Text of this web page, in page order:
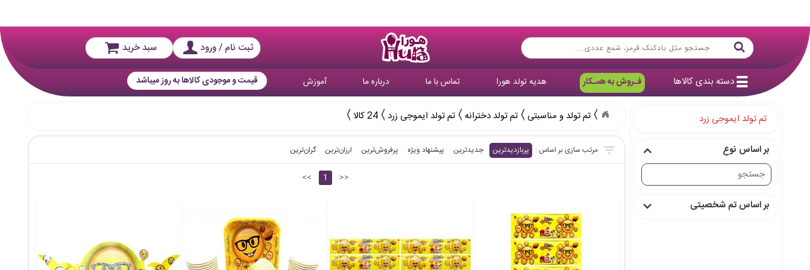
ثبت نام / ورود سبد خرید
دسته بندی کالاها فـروش به همـکار هدیه تولد هورا تماس با ما درباره ما آموزش قیمت و موجودی کالاها به روز میباشد
تم تولد و مناسبتی تم تولد دخترانه تم تولد ایموجی زرد 24 کالا
پربازدیدترین جدیدترین پیشنهاد ویژه پرفروش‌ترین‌ ارزان‌ترین گران‌ترین
<< 1 >>
تم تولد ایموجی زرد
بر اساس نوع
بر اساس تم شخصیتی